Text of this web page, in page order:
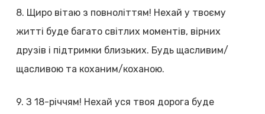
8. Щиро вітаю з повноліттям! Нехай у твоєму
житті буде багато світлих моментів, вірних
друзів і підтримки близьких. Будь щасливим/
щасливою та коханим/коханою.
9. З 18-річчям! Нехай уся твоя дорога буде